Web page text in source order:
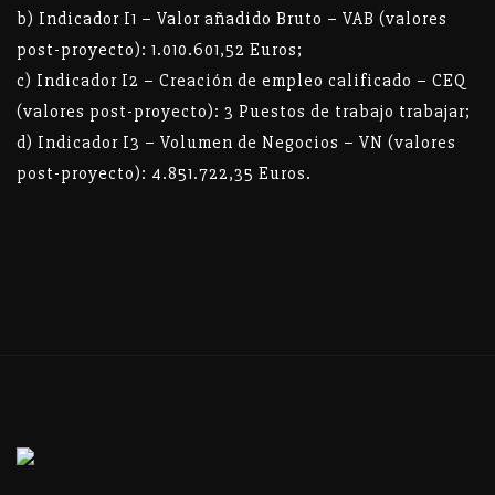
b) Indicador I1 – Valor añadido Bruto – VAB (valores
post-proyecto): 1.010.601,52 Euros;
c) Indicador I2 – Creación de empleo calificado – CEQ
(valores post-proyecto): 3 Puestos de trabajo trabajar;
d) Indicador I3 – Volumen de Negocios – VN (valores
post-proyecto): 4.851.722,35 Euros.